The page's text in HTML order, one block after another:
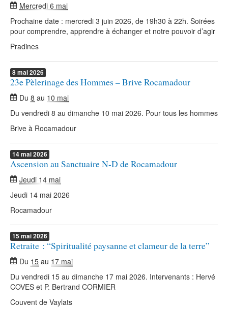
Mercredi 6 mai
Prochaine date : mercredi 3 juin 2026, de 19h30 à 22h. Soirées
pour comprendre, apprendre à échanger et notre pouvoir d’agir
Pradines
8mai2026
23e Pèlerinage des Hommes – Brive Rocamadour
Du 8 au 10 mai
Du vendredi 8 au dimanche 10 mai 2026. Pour tous les hommes
Brive à Rocamadour
14mai2026
Ascension au Sanctuaire N-D de Rocamadour
Jeudi 14 mai
Jeudi 14 mai 2026
Rocamadour
15 mai2026
Retraite : “Spiritualité paysanne et clameur de la terre”
Du 15 au 17 mai
Du vendredi 15 au dimanche 17 mai 2026. Intervenants : Hervé
COVES et P. Bertrand CORMIER
Couvent de Vaylats